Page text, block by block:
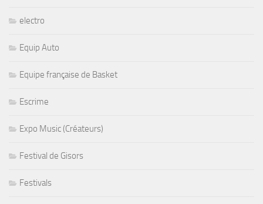
electro
Equip Auto
Equipe française de Basket
Escrime
Expo Music (Créateurs)
Festival de Gisors
Festivals